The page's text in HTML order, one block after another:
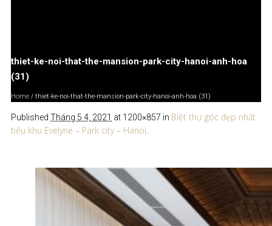
thiet-ke-noi-that-the-mansion-park-city-hanoi-anh-hoa
(31)
Home / thiet-ke-noi-that-the-mansion-park-city-hanoi-anh-hoa (31)
Published Tháng 5 4, 2021 at 1200×857 in Biệt thự góc đẹp nhất
tiểu khu Evelyne – Park city – Hanoi